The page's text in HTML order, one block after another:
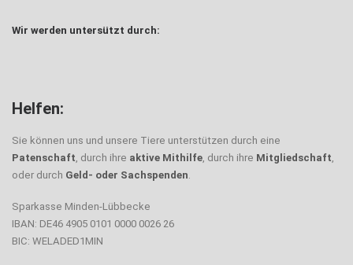
Wir werden untersützt durch:
Helfen:
Sie können uns und unsere Tiere unterstützen durch eine
Patenschaft, durch ihre aktive Mithilfe, durch ihre Mitgliedschaft,
oder durch Geld- oder Sachspenden.
Sparkasse Minden-Lübbecke
IBAN: DE46 4905 0101 0000 0026 26
BIC: WELADED1MIN